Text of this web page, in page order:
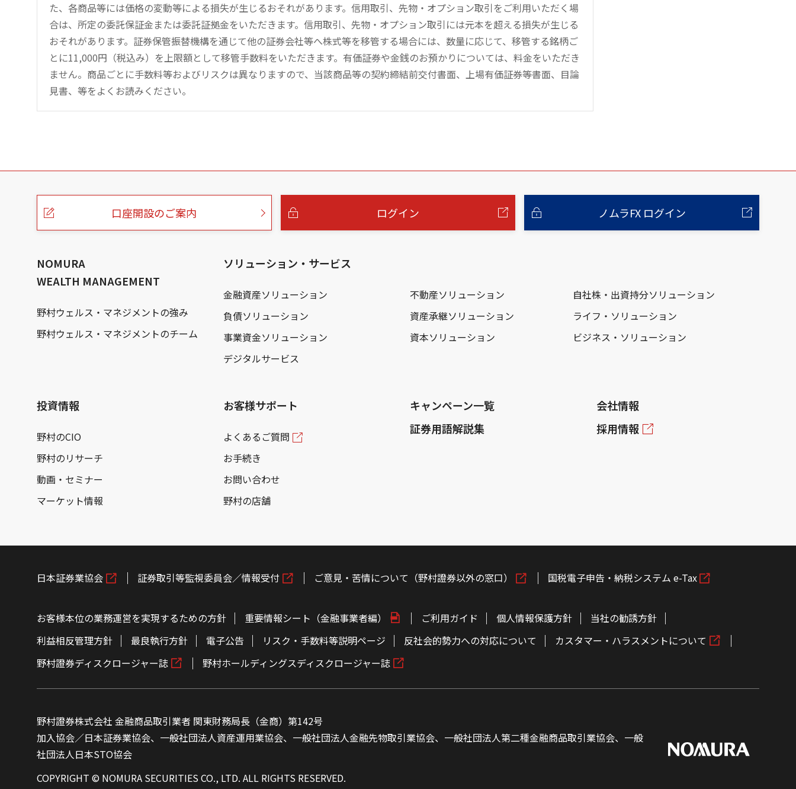
た、各商品等には価格の変動等による損失が生じるおそれがあります。信用取引、先物・オプション取引をご利用いただく場
合は、所定の委託保証金または委託証拠金をいただきます。信用取引、先物・オプション取引には元本を超える損失が生じる
おそれがあります。証券保管振替機構を通じて他の証券会社等へ株式等を移管する場合には、数量に応じて、移管する銘柄ご
とに11,000円（税込み）を上限額として移管手数料をいただきます。有価証券や金銭のお預かりについては、料金をいただき
ません。商品ごとに手数料等およびリスクは異なりますので、当該商品等の契約締結前交付書面、上場有価証券等書面、目論
見書、等をよくお読みください。
こ
口座開設のご案内 ログイン ノムラFX ログイン
NOMURA
WEALTH MANAGEMENT
野村ウェルス・マネジメントの強み
野村ウェルス・マネジメントのチーム
ソリューション・サービス
金融資産ソリューション 不動産ソリューション
自社株・出資持分ソリューション
負債ソリューション
資産承継ソリューション
ライフ・ソリューション
事業資金ソリューション
資本ソリューション
ビジネス・ソリューション
デジタルサービス
投資情報
野村のCIO
野村のリサーチ
動画・セミナー
マーケット情報
お客様サポート
よくあるご質問
お手続き
お問い合わせ
野村の店舗
キャンペーン一覧
証券用語解説集
会社情報
採用情報
日本証券業協会 証券取引等監視委員会／情報受付 ご意見・苦情について（野村證券以外の窓口） 国税電子申告・納税システム e-Tax
お客様本位の業務運営を実現するための方針 重要情報シート（金融事業者編） ご利用ガイド 個人情報保護方針
当社の勧誘方針
利益相反管理方針
最良執行方針 電子公告 リスク・手数料等説明ページ 反社会的勢力への対応について
カスタマー・ハラスメントについて
野村證券ディスクロージャー誌
野村ホールディングスディスクロージャー誌
野村證券株式会社 金融商品取引業者 関東財務局長（金商）第142号
加入協会／日本証券業協会、一般社団法人資産運用業協会、一般社団法人金融先物取引業協会、一般社団法人第二種金融商品取引業協会、一般
社団法人日本STO協会
COPYRIGHT © NOMURA SECURITIES CO., LTD. ALL RIGHTS RESERVED.